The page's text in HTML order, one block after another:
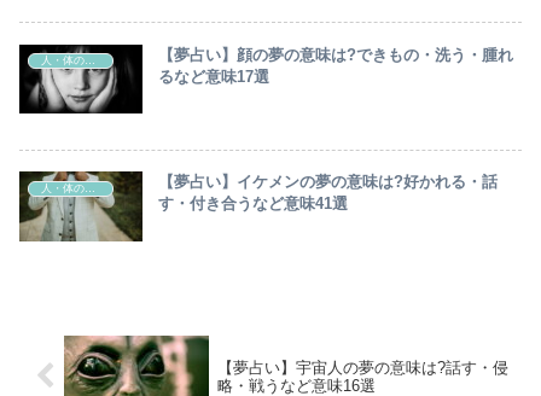
【夢占い】顔の夢の意味は?できもの・洗う・腫れ
るなど意味17選
【夢占い】イケメンの夢の意味は?好かれる・話
す・付き合うなど意味41選
【夢占い】宇宙人の夢の意味は?話す・侵
略・戦うなど意味16選